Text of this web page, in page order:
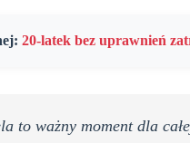
20-latek bez uprawnień
to ważny moment dla